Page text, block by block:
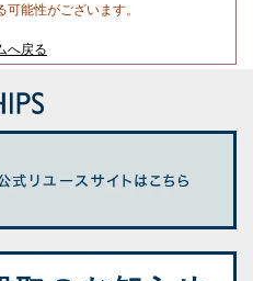
能性がございます。
へ戻る